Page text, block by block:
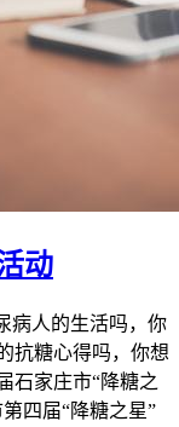
动
病人的生活吗，你
抗糖心得吗，你想
石家庄市“降糖之
四届“降糖之星”